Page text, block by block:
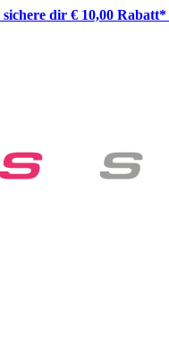
sichere dir € 10,00